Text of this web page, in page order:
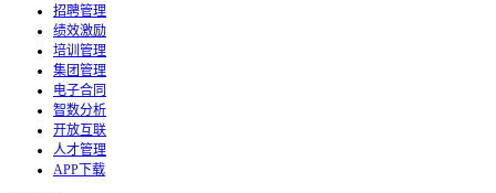
招聘管理
绩效激励
培训管理
集团管理
电子合同
智数分析
开放互联
人才管理
APP下载